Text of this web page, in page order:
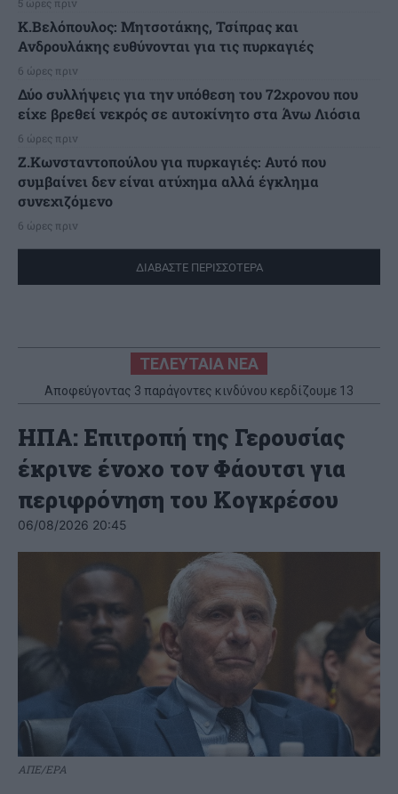
5 ώρες πριν
K.Βελόπουλος: Μητσοτάκης, Τσίπρας και
Ανδρουλάκης ευθύνονται για τις πυρκαγιές
6 ώρες πριν
Δύο συλλήψεις για την υπόθεση του 72χρονου που
είχε βρεθεί νεκρός σε αυτοκίνητο στα Άνω Λιόσια
6 ώρες πριν
Ζ.Κωνσταντοπούλου για πυρκαγιές: Αυτό που
συμβαίνει δεν είναι ατύχημα αλλά έγκλημα
συνεχιζόμενο
6 ώρες πριν
ΔΙΑΒΑΣΤΕ ΠΕΡΙΣΣΟΤΕΡΑ